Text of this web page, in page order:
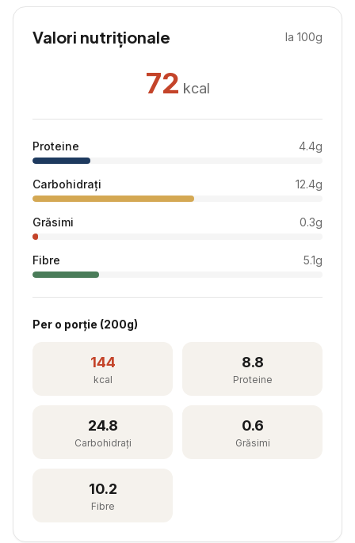
Valori nutriționale la 100g
72 kcal
Proteine 4.4g
Carbohidrați 12.4g
Grăsimi 0.3g
Fibre 5.1g
Per o porție (200g)
144
kcal
8.8
Proteine
24.8
Carbohidrați
0.6
Grăsimi
10.2
Fibre